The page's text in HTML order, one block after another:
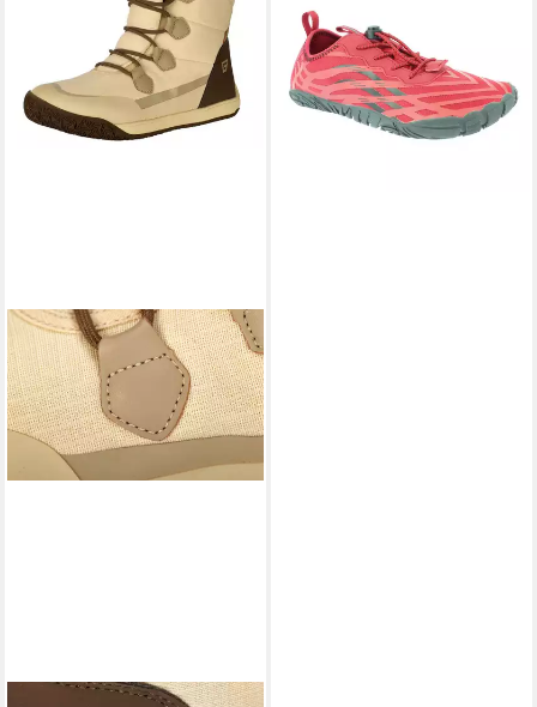
Barfußschuh
49,00 € UVP69,95 €
(49,00 €/ 1 Paar)
-30%
lieferbar - in 4-5 Werktagen bei dir
+1